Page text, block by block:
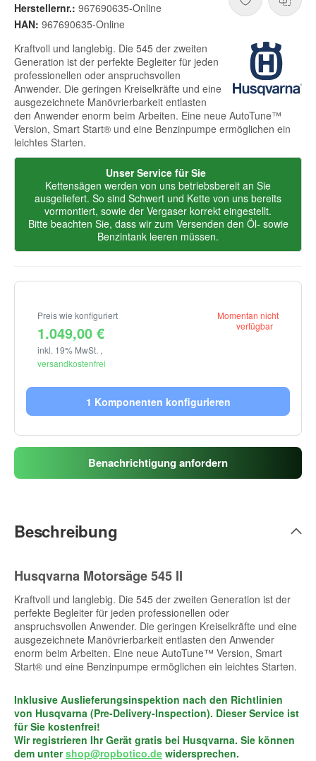
Herstellernr.: 967690635-Online
HAN: 967690635-Online
Kraftvoll und langlebig. Die 545 der zweiten
Generation ist der perfekte Begleiter für jeden
professionellen oder anspruchsvollen
Anwender. Die geringen Kreiselkräfte und eine
ausgezeichnete Manövrierbarkeit entlasten
den Anwender enorm beim Arbeiten. Eine neue AutoTune™
Version, Smart Start® und eine Benzinpumpe ermöglichen ein
leichtes Starten.
Unser Service für Sie
Kettensägen werden von uns betriebsbereit an Sie
ausgeliefert. So sind Schwert und Kette von uns bereits
vormontiert, sowie der Vergaser korrekt eingestellt.
Bitte beachten Sie, dass wir zum Versenden den Öl- sowie
Benzintank leeren müssen.
Preis wie konfiguriert
1.049,00 €
inkl. 19% MwSt. ,
versandkostenfrei
Momentan nicht
verfügbar
1 Komponenten konfigurieren
Benachrichtigung anfordern
Beschreibung
Husqvarna Motorsäge 545 II
Kraftvoll und langlebig. Die 545 der zweiten Generation ist der
perfekte Begleiter für jeden professionellen oder
anspruchsvollen Anwender. Die geringen Kreiselkräfte und eine
ausgezeichnete Manövrierbarkeit entlasten den Anwender
enorm beim Arbeiten. Eine neue AutoTune™ Version, Smart
Start® und eine Benzinpumpe ermöglichen ein leichtes Starten.
Inklusive Auslieferungsinspektion nach den Richtlinien
von Husqvarna (Pre-Delivery-Inspection). Dieser Service ist
für Sie kostenfrei!
Wir registrieren Ihr Gerät gratis bei Husqvarna. Sie können
dem untershop@ropbotico.de widersprechen.